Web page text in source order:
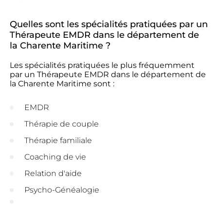
Quelles sont les spécialités pratiquées par un
Thérapeute EMDR dans le département de
la Charente Maritime ?
Les spécialités pratiquées le plus fréquemment
par un Thérapeute EMDR dans le département de
la Charente Maritime sont :
EMDR
Thérapie de couple
Thérapie familiale
Coaching de vie
Relation d'aide
Psycho-Généalogie